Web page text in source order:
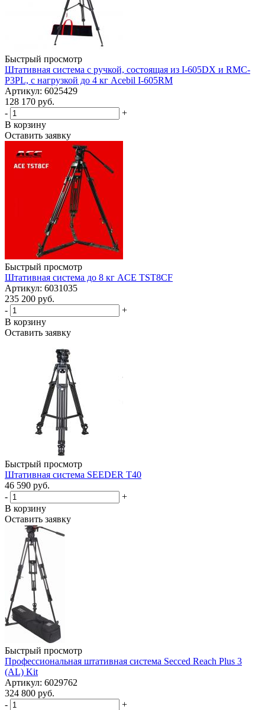
Быстрый просмотр
Штативная система с ручкой, состоящая из I-605DX и RMC-
P3PL, с нагрузкой до 4 кг Acebil I-605RM
Артикул: 6025429
128 170 руб.
-
+
В корзину
Оставить заявку
Быстрый просмотр
Штативная система до 8 кг ACE TST8CF
Артикул: 6031035
235 200 руб.
-
+
В корзину
Оставить заявку
Быстрый просмотр
Штативная система SEEDER T40
46 590 руб.
-
+
В корзину
Оставить заявку
Быстрый просмотр
Профессиональная штативная система Secced Reach Plus 3
(AL) Kit
Артикул: 6029762
324 800 руб.
-
+